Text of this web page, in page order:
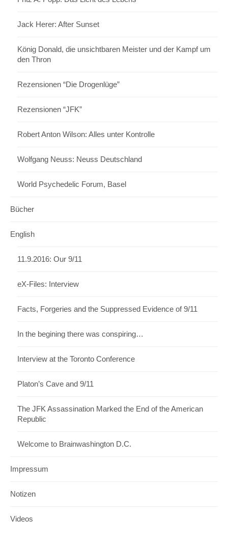
Jack Herer: After Sunset
König Donald, die unsichtbaren Meister und der Kampf um
den Thron
Rezensionen “Die Drogenlüge”
Rezensionen “JFK”
Robert Anton Wilson: Alles unter Kontrolle
Wolfgang Neuss: Neuss Deutschland
World Psychedelic Forum, Basel
Bücher
English
11.9.2016: Our 9/11
eX-Files: Interview
Facts, Forgeries and the Suppressed Evidence of 9/11
In the begining there was conspiring…
Interview at the Toronto Conference
Platon’s Cave and 9/11
The JFK Assassination Marked the End of the American
Republic
Welcome to Brainwashington D.C.
Impressum
Notizen
Videos